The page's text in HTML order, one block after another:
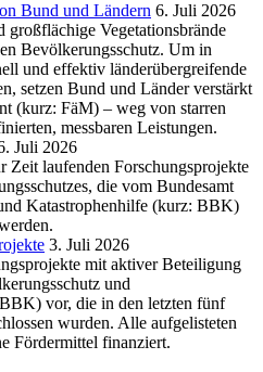
Bund und Ländern 6. Juli 2026
großflächige Vegetationsbrände
Bevölkerungsschutz. Um in
und effektiv länderübergreifende
setzen Bund und Länder verstärkt
(kurz: FäM) – weg von starren
messbaren Leistungen.
Juli 2026
Zeit laufenden Forschungsprojekte
die vom Bundesamt
Katastrophenhilfe (kurz: BBK)
3. Juli 2026
mit aktiver Beteiligung
und
vor, die in den letzten fünf
wurden. Alle aufgelisteten
Fördermittel finanziert.